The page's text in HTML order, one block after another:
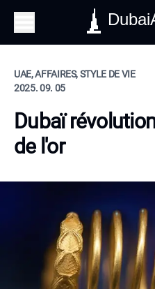
UAE, AFFAIRES, STYLE DE VIE
2025. 09. 05
Dubaï
de l'or